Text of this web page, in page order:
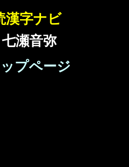
漢字ナビ
瀬音弥
プページ